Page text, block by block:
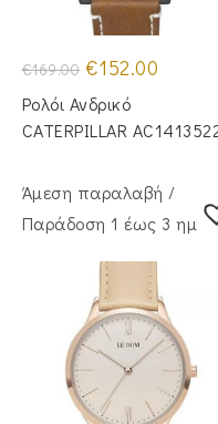
€169.00 Original
price
was:
€169.00.
€152.00
€152.00.
Ρολόι Ανδρικό
CATERPILLAR
Άμεση παραλαβή /
Παράδoση 1 έως 3